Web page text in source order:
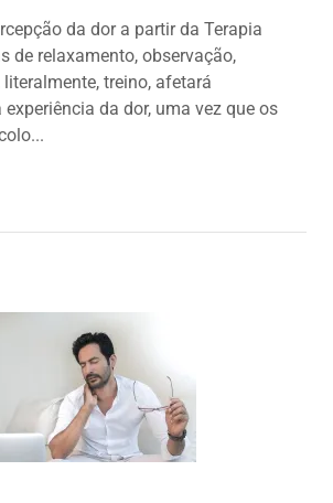
da dor a partir da Terapia
de relaxamento, observação,
treino, afetará
da dor, uma vez que os